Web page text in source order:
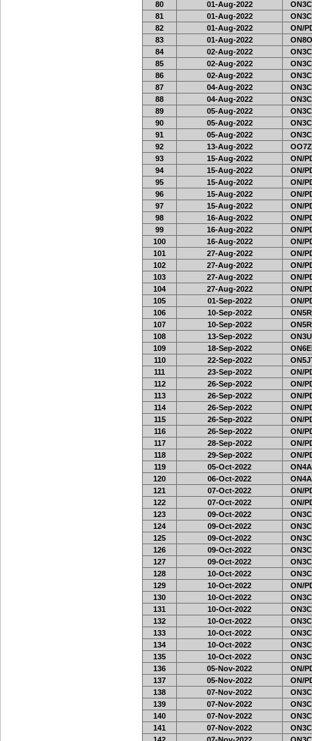
80
01-Aug-2022
81
01-Aug-2022
82
01-Aug-2022
ON/
83
01-Aug-2022
84
02-Aug-2022
85
02-Aug-2022
86
02-Aug-2022
87
04-Aug-2022
88
04-Aug-2022
89
05-Aug-2022
90
05-Aug-2022
91
05-Aug-2022
92
13-Aug-2022
93
15-Aug-2022
ON/
94
15-Aug-2022
ON/
95
15-Aug-2022
ON/
96
15-Aug-2022
ON/
97
15-Aug-2022
ON/
98
16-Aug-2022
ON/
99
16-Aug-2022
ON/
100
16-Aug-2022
ON/
101
27-Aug-2022
ON/
102
27-Aug-2022
ON/
103
27-Aug-2022
ON/
104
27-Aug-2022
ON/
105
01-Sep-2022
ON/
106
10-Sep-2022
107
10-Sep-2022
108
13-Sep-2022
109
18-Sep-2022
110
22-Sep-2022
111
23-Sep-2022
ON/
112
26-Sep-2022
ON/
113
26-Sep-2022
ON/
114
26-Sep-2022
ON/
115
26-Sep-2022
ON/
116
26-Sep-2022
ON/
117
28-Sep-2022
ON/
118
29-Sep-2022
ON/
119
05-Oct-2022
120
06-Oct-2022
121
07-Oct-2022
ON/
122
07-Oct-2022
ON/
123
09-Oct-2022
124
09-Oct-2022
125
09-Oct-2022
126
09-Oct-2022
127
09-Oct-2022
128
10-Oct-2022
129
10-Oct-2022
ON/
130
10-Oct-2022
131
10-Oct-2022
132
10-Oct-2022
133
10-Oct-2022
134
10-Oct-2022
135
10-Oct-2022
136
05-Nov-2022
ON/
137
05-Nov-2022
ON/
138
07-Nov-2022
139
07-Nov-2022
140
07-Nov-2022
141
07-Nov-2022